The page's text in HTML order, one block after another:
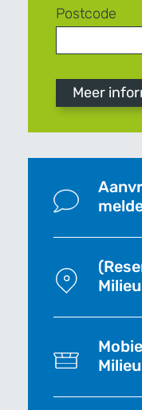
Postcode
Meer